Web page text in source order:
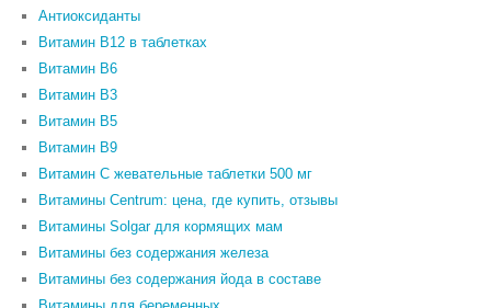
Антиоксиданты
Витамин B12 в таблетках
Витамин B6
Витамин В3
Витамин В5
Витамин В9
Витамин С жевательные таблетки 500 мг
Витамины Centrum: цена, где купить, отзывы
Витамины Solgar для кормящих мам
Витамины без содержания железа
Витамины без содержания йода в составе